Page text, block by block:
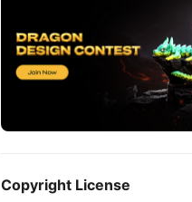
Copyright License